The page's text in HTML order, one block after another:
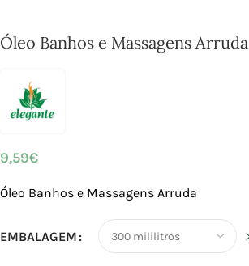
Óleo Banhos e Massagens Arruda
9,59€
Óleo Banhos e Massagens Arruda
EMBALAGEM